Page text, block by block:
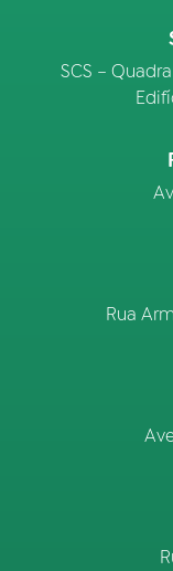
SCS –
Rua